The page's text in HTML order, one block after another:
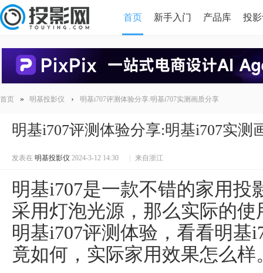
首页 新手入门 产品库 投
HDMI版本对比
首页 » 明基投影仪 › 明基i707评测体验分享:明基i707实测画质分享
明基i707评测体验分享:明基i707实测
发表在 明基投影仪 2024-3-12 14:30 来自浙江
明基i707是一款不错的家用投
采用灯泡光源，那么实际的
明基i707评测体验，看看明基
竟如何，实际家用效果怎么样